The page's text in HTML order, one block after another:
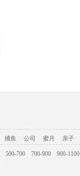
捕鱼 公司 蜜月 亲子
500-700 700-900
900-1100